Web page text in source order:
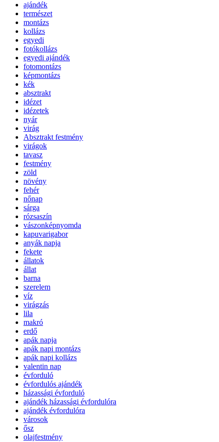
ajándék
természet
montázs
kollázs
egyedi
fotókollázs
egyedi ajándék
fotomontázs
képmontázs
kék
absztrakt
idézet
idézetek
nyár
virág
Absztrakt festmény
virágok
tavasz
festmény
zöld
növény
fehér
nőnap
sárga
rózsaszín
vászonképnyomda
kapuvarigabor
anyák napja
fekete
állatok
állat
barna
szerelem
víz
virágzás
lila
makró
erdő
apák napja
apák napi montázs
apák napi kollázs
valentin nap
évforduló
évfordulós ajándék
házassági évforduló
ajándék házassági évfordulóra
ajándék évfordulóra
városok
ősz
olajfestmény